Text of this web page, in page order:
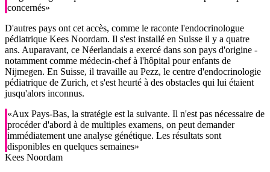
concernés»
D'autres pays ont cet accès, comme le raconte l'endocrinologue
pédiatrique Kees Noordam. Il s'est installé en Suisse il y a quatre
ans. Auparavant, ce Néerlandais a exercé dans son pays d'origine -
notamment comme médecin-chef à l'hôpital pour enfants de
Nijmegen. En Suisse, il travaille au Pezz, le centre d'endocrinologie
pédiatrique de Zurich, et s'est heurté à des obstacles qui lui étaient
jusqu'alors inconnus.
«Aux Pays-Bas, la stratégie est la suivante. Il n'est pas nécessaire de
procéder d'abord à de multiples examens, on peut demander
immédiatement une analyse génétique. Les résultats sont
disponibles en quelques semaines»
Kees Noordam